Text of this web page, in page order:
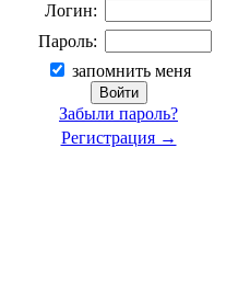
Логин:
Пароль:
запомнить меня
Забыли пароль?
Регистрация →